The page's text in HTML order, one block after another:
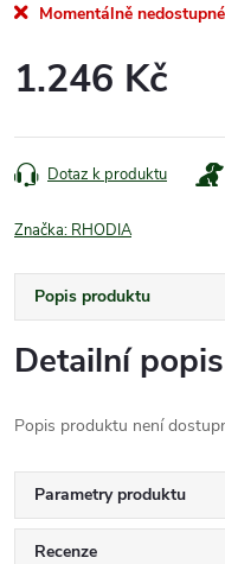
Momentálně nedostupné
1.246 Kč
cena:
Dotaz k produktu
Značka: RHODIA
Popis produktu
Detailní
Popis produktu není
Parametry produktu
Recenze